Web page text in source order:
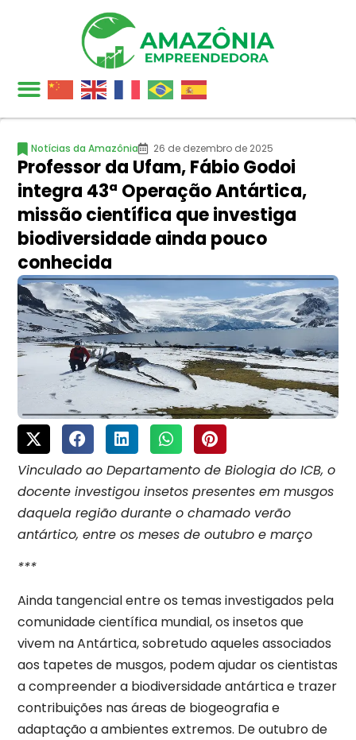
Notícias da Amazônia 26 de dezembro de 2025
Professor da Ufam, Fábio Godoi
integra 43ª Operação Antártica,
missão científica que investiga
biodiversidade ainda pouco
conhecida
Vinculado ao Departamento de Biologia do ICB, o
docente investigou insetos presentes em musgos
daquela região durante o chamado verão
antártico, entre os meses de outubro e março
***
Ainda tangencial entre os temas investigados pela
comunidade científica mundial, os insetos que
vivem na Antártica, sobretudo aqueles associados
aos tapetes de musgos, podem ajudar os cientistas
a compreender a biodiversidade antártica e trazer
contribuições nas áreas de biogeografia e
adaptação a ambientes extremos. De outubro de